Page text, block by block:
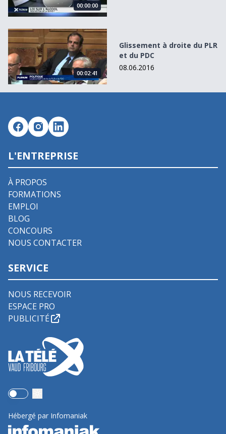
00:00:00
Glissement à droite du PLR et du PDC
00:02:41
Glissement à droite du PLR
et du PDC
08.06.2016
L'ENTREPRISE
À PROPOS
FORMATIONS
EMPLOI
BLOG
CONCOURS
NOUS CONTACTER
SERVICE
NOUS RECEVOIR
ESPACE PRO
PUBLICITÉ
Use setting
Hébergé par Infomaniak